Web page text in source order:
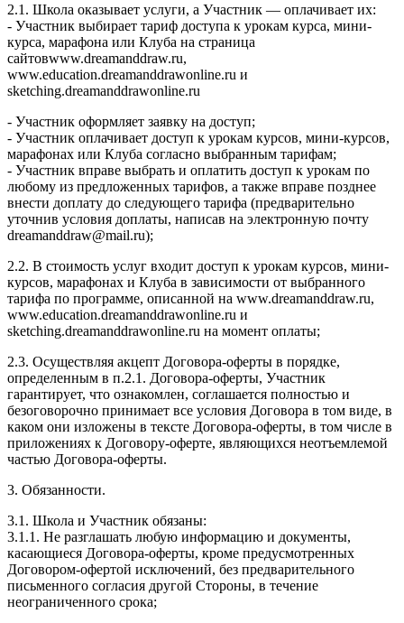
2.1. Школа оказывает услуги, а Участник — оплачивает их:
- Участник выбирает тариф доступа к урокам курса, мини-
курса, марафона или Клуба на страница
сайтовwww.dreamanddraw.ru,
www.education.dreamanddrawonline.ru и
sketching.dreamanddrawonline.ru
- Участник оформляет заявку на доступ;
- Участник оплачивает доступ к урокам курсов, мини-курсов,
марафонах или Клуба согласно выбранным тарифам;
- Участник вправе выбрать и оплатить доступ к урокам по
любому из предложенных тарифов, а также вправе позднее
внести доплату до следующего тарифа (предварительно
уточнив условия доплаты, написав на электронную почту
dreamanddraw@mail.ru);
2.2. В стоимость услуг входит доступ к урокам курсов, мини-
курсов, марафонах и Клуба в зависимости от выбранного
тарифа по программе, описанной на www.dreamanddraw.ru,
www.education.dreamanddrawonline.ru и
sketching.dreamanddrawonline.ru на момент оплаты;
2.3. Осуществляя акцепт Договора-оферты в порядке,
определенным в п.2.1. Договора-оферты, Участник
гарантирует, что ознакомлен, соглашается полностью и
безоговорочно принимает все условия Договора в том виде, в
каком они изложены в тексте Договора-оферты, в том числе в
приложениях к Договору-оферте, являющихся неотъемлемой
частью Договора-оферты.
3. Обязанности.
3.1. Школа и Участник обязаны:
3.1.1. Не разглашать любую информацию и документы,
касающиеся Договора-оферты, кроме предусмотренных
Договором-офертой исключений, без предварительного
письменного согласия другой Стороны, в течение
неограниченного срока;